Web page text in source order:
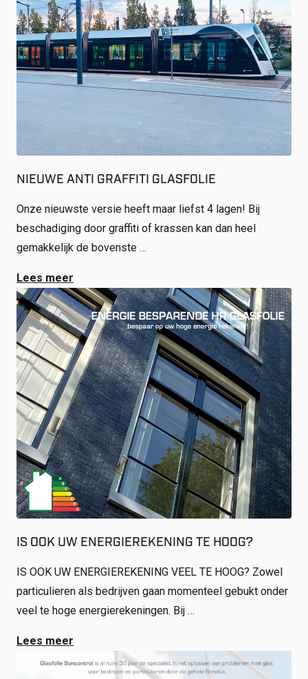
NIEUWE ANTI GRAFFITI GLASFOLIE
Onze nieuwste versie heeft maar liefst 4 lagen! Bij
beschadiging door graffiti of krassen kan dan heel
gemakkelijk de bovenste …
Lees meer
IS OOK UW ENERGIEREKENING TE HOOG?
IS OOK UW ENERGIEREKENING VEEL TE HOOG? Zowel
particulieren als bedrijven gaan momenteel gebukt onder
veel te hoge energierekeningen. Bij …
Lees meer